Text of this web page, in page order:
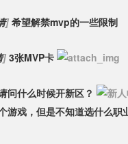
] 希望解禁mvp的一些限制
] 3张MVP卡
问什么时候开新区？
游戏，但是不知道选什么职